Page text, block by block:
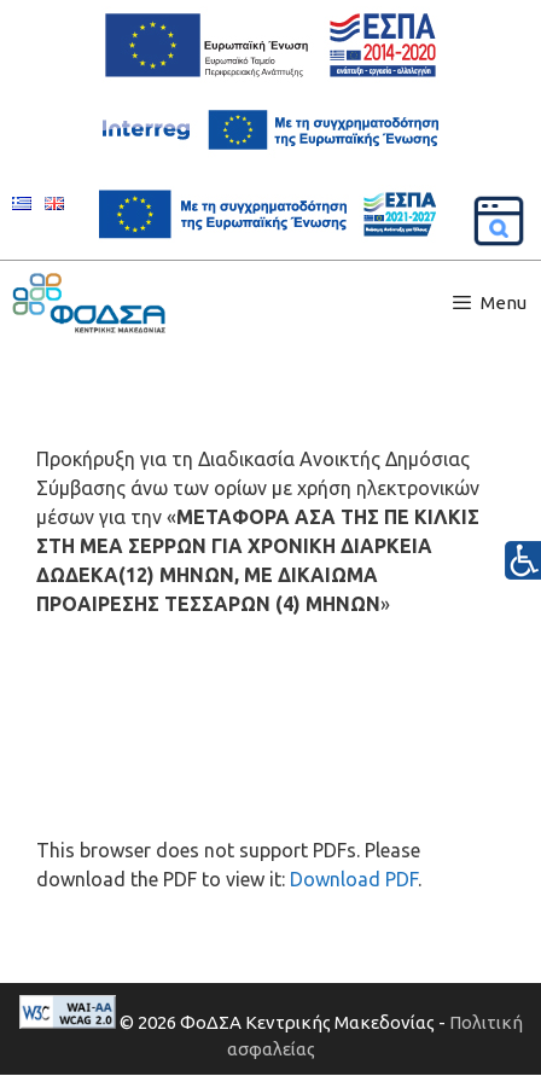
Menu
Προκήρυξη για τη Διαδικασία Ανοικτής Δημόσιας
Σύμβασης άνω των ορίων με χρήση ηλεκτρονικών
μέσων για την «ΜΕΤΑΦΟΡΑ ΑΣΑ ΤΗΣ ΠΕ ΚΙΛΚΙΣ
ΣΤΗ ΜΕΑ ΣΕΡΡΩΝ ΓΙΑ ΧΡΟΝΙΚΗ ΔΙΑΡΚΕΙΑ
ΔΩΔΕΚΑ(12) ΜΗΝΩΝ, ΜΕ ΔΙΚΑΙΩΜΑ
ΠΡΟΑΙΡΕΣΗΣ ΤΕΣΣΑΡΩΝ (4) ΜΗΝΩΝ»
This browser does not support PDFs. Please
download the PDF to view it: Download PDF.
© 2026 ΦοΔΣΑ Κεντρικής Μακεδονίας - Πολιτική
ασφαλείας